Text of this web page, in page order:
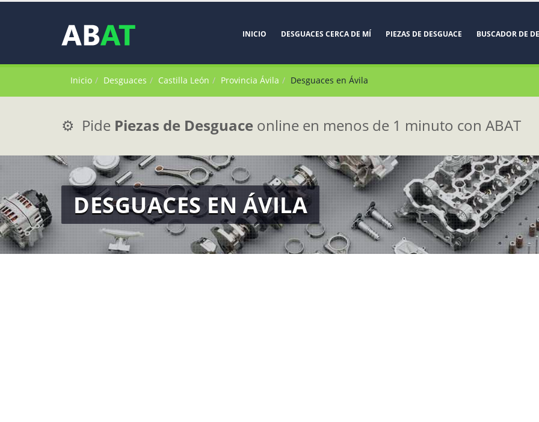
INICIO DESGUACES CERCA DE MÍ PIEZAS DE DESGUACE BUSCADOR DE
Inicio Desguaces Castilla León Provincia Ávila Desguaces en Ávila
⚙️ Pide Piezas de Desguace online en menos de 1 minuto con ABAT
DESGUACES EN ÁVILA